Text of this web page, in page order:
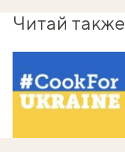
Читай также